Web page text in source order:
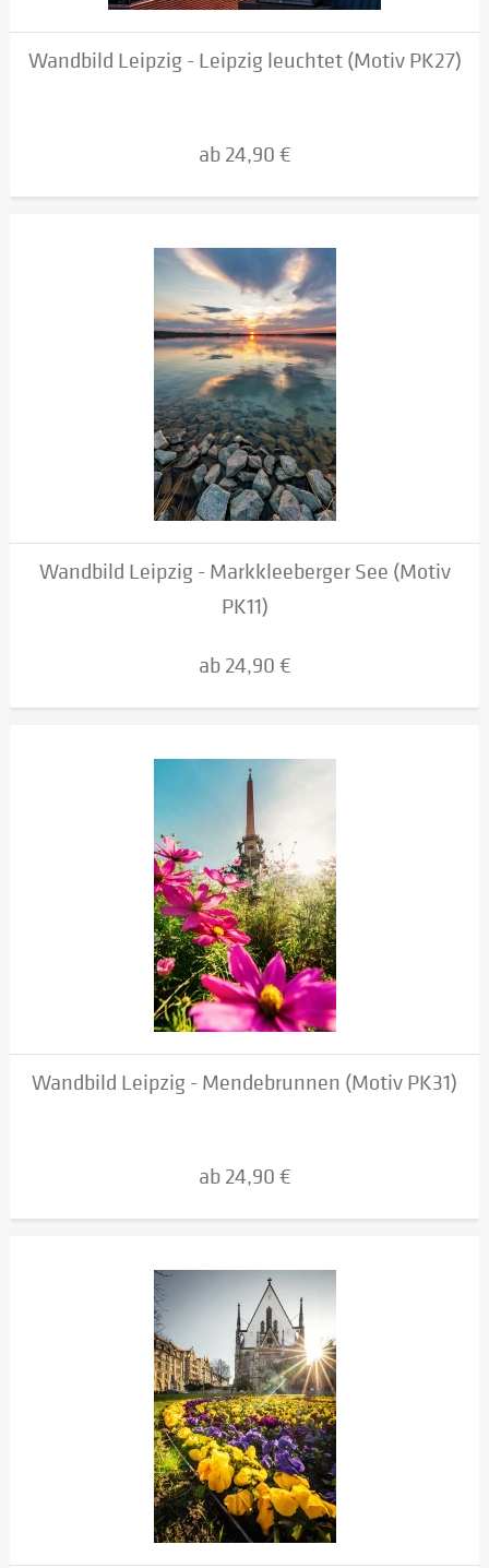
Wandbild Leipzig - Leipzig leuchtet (Motiv PK27)
ab 24,90 €
Wandbild Leipzig - Markkleeberger See (Motiv
PK11)
ab 24,90 €
Wandbild Leipzig - Mendebrunnen (Motiv PK31)
ab 24,90 €